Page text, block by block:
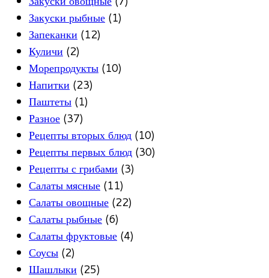
Закуски рыбные (1)
Запеканки (12)
Куличи (2)
Морепродукты (10)
Напитки (23)
Паштеты (1)
Разное (37)
Рецепты вторых блюд (10)
Рецепты первых блюд (30)
Рецепты с грибами (3)
Салаты мясные (11)
Салаты овощные (22)
Салаты рыбные (6)
Салаты фруктовые (4)
Соусы (2)
Шашлыки (25)